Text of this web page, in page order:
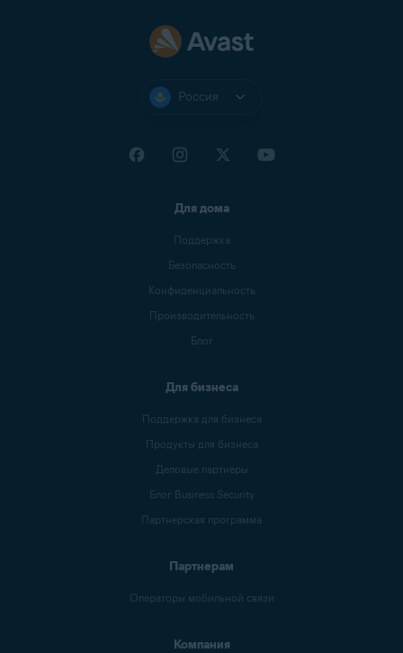
Россия
Для дома
Поддержка
Безопасность
Конфиденциальность
Производительность
Блог
Для бизнеса
Поддержка для бизнеса
Продукты для бизнеса
Деловые партнеры
Блог Business Security
Партнерская программа
Партнерам
Операторы мобильной связи
Компания